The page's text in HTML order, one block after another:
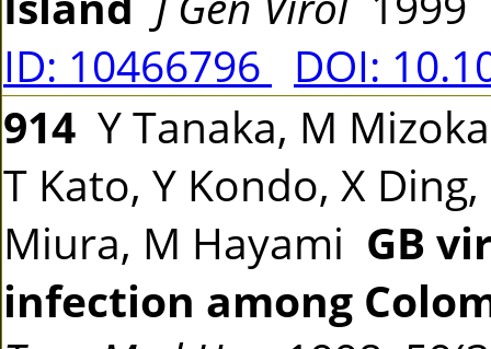
ID: 10466796
DOI:
914 Y Tanaka, M
T Kato, Y Kondo, X
Miura, M Hayami GB
infection among